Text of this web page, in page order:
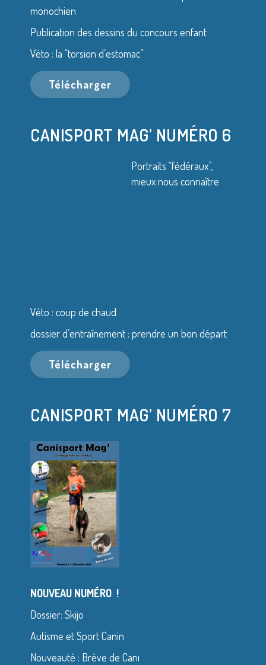
monochien
Publication des dessins du concours enfant
Véto : la “torsion d’estomac”
Télécharger
CANISPORT MAG’ NUMÉRO 6
Portraits “fédéraux”,
mieux nous connaître
Véto : coup de chaud
dossier d’entraînement : prendre un bon départ
Télécharger
CANISPORT MAG’ NUMÉRO 7
NOUVEAU NUMÉRO !
Dossier: Skijo
Autisme et Sport Canin
Nouveauté : Brève de Cani